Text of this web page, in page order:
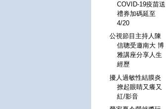
COVID-19疫苗送
禮券加碼延至
4/20
公視節目主持人陳
信聰受邀南大 博
雅講座分享人生
經歷
擾人過敏性結膜炎
撩起眼睛又癢又
紅/影音